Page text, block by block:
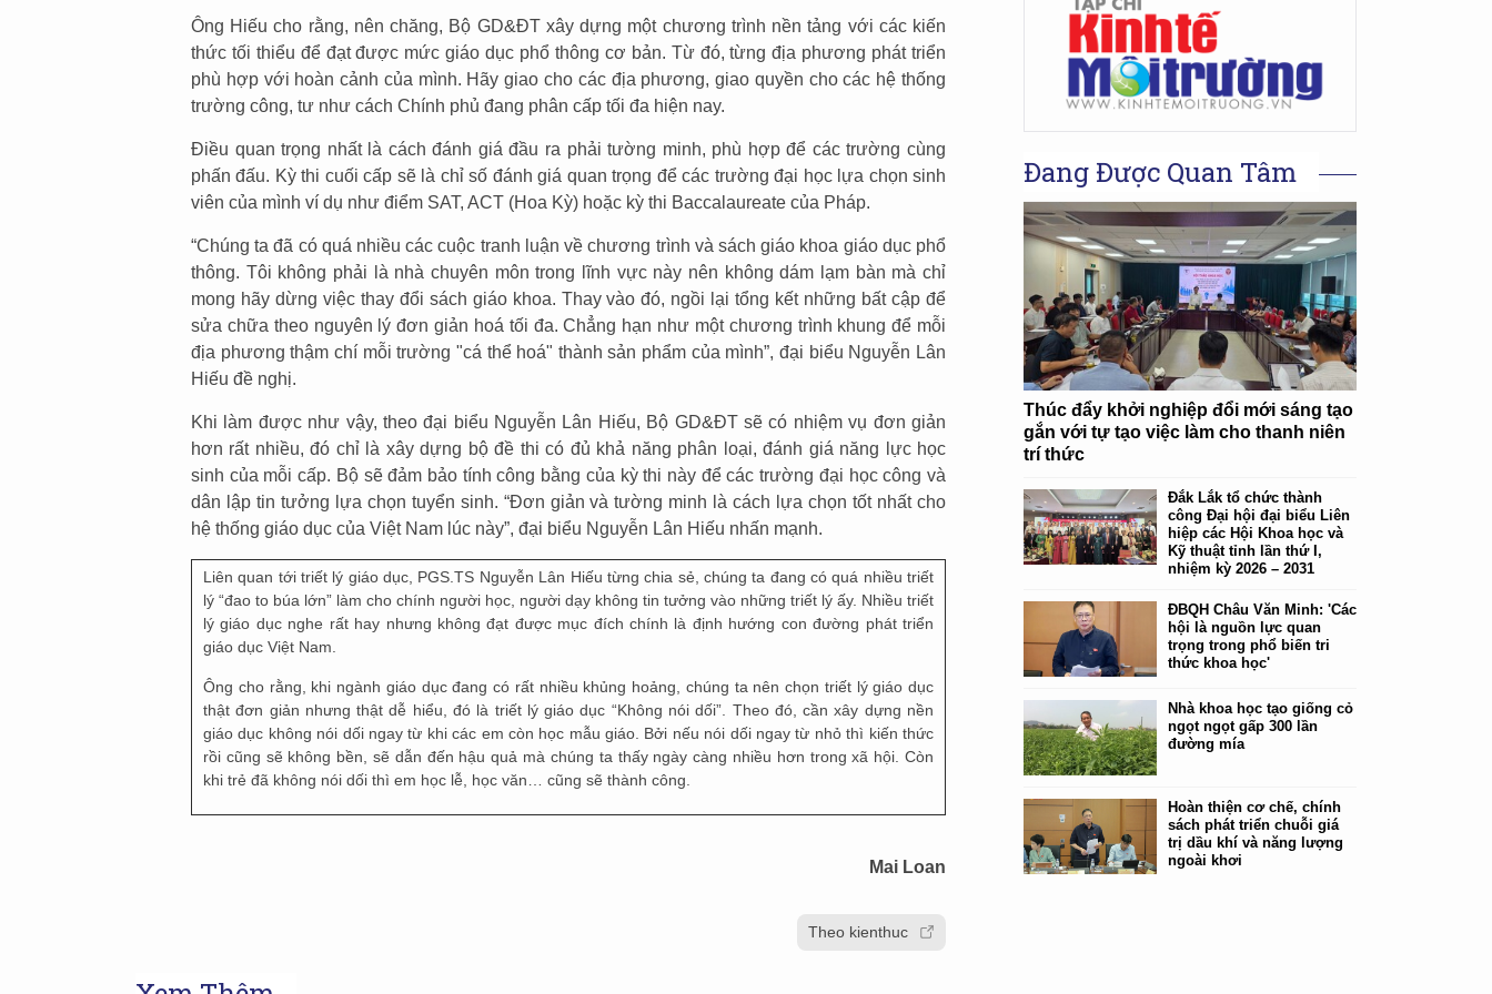
Ông Hiếu cho rằng, nên chăng, Bộ GD&ĐT xây dựng một chương trình nền tảng với các kiến
thức tối thiểu để đạt được mức giáo dục phổ thông cơ bản. Từ đó, từng địa phương phát triển
phù hợp với hoàn cảnh của mình. Hãy giao cho các địa phương, giao quyền cho các hệ thống
trường công, tư như cách Chính phủ đang phân cấp tối đa hiện nay.
Điều quan trọng nhất là cách đánh giá đầu ra phải tường minh, phù hợp để các trường cùng
phấn đấu. Kỳ thi cuối cấp sẽ là chỉ số đánh giá quan trọng để các trường đại học lựa chọn sinh
viên của mình ví dụ như điểm SAT, ACT (Hoa Kỳ) hoặc kỳ thi Baccalaureate của Pháp.
“Chúng ta đã có quá nhiều các cuộc tranh luận về chương trình và sách giáo khoa giáo dục phổ
thông. Tôi không phải là nhà chuyên môn trong lĩnh vực này nên không dám lạm bàn mà chỉ
mong hãy dừng việc thay đổi sách giáo khoa. Thay vào đó, ngồi lại tổng kết những bất cập để
sửa chữa theo nguyên lý đơn giản hoá tối đa. Chẳng hạn như một chương trình khung để mỗi
địa phương thậm chí mỗi trường "cá thể hoá" thành sản phẩm của mình”, đại biểu Nguyễn Lân
Hiếu đề nghị.
Khi làm được như vậy, theo đại biểu Nguyễn Lân Hiếu, Bộ GD&ĐT sẽ có nhiệm vụ đơn giản
hơn rất nhiều, đó chỉ là xây dựng bộ đề thi có đủ khả năng phân loại, đánh giá năng lực học
sinh của mỗi cấp. Bộ sẽ đảm bảo tính công bằng của kỳ thi này để các trường đại học công và
dân lập tin tưởng lựa chọn tuyển sinh. “Đơn giản và tường minh là cách lựa chọn tốt nhất cho
hệ thống giáo dục của Việt Nam lúc này”, đại biểu Nguyễn Lân Hiếu nhấn mạnh.
Liên quan tới triết lý giáo dục, PGS.TS Nguyễn Lân Hiếu từng chia sẻ, chúng ta đang có quá nhiều triết
lý “đao to búa lớn” làm cho chính người học, người dạy không tin tưởng vào những triết lý ấy. Nhiều triết
lý giáo dục nghe rất hay nhưng không đạt được mục đích chính là định hướng con đường phát triển
giáo dục Việt Nam.
Ông cho rằng, khi ngành giáo dục đang có rất nhiều khủng hoảng, chúng ta nên chọn triết lý giáo dục
thật đơn giản nhưng thật dễ hiểu, đó là triết lý giáo dục “Không nói dối”. Theo đó, cần xây dựng nền
giáo dục không nói dối ngay từ khi các em còn học mẫu giáo. Bởi nếu nói dối ngay từ nhỏ thì kiến thức
rồi cũng sẽ không bền, sẽ dẫn đến hậu quả mà chúng ta thấy ngày càng nhiều hơn trong xã hội. Còn
khi trẻ đã không nói dối thì em học lễ, học văn… cũng sẽ thành công.
Mai Loan
Theo kienthuc
Đang Được Quan Tâm
Thúc đẩy khởi nghiệp đổi mới sáng tạo
gắn với tự tạo việc làm cho thanh niên
trí thức
Đắk Lắk tổ chức thành
công Đại hội đại biểu Liên
hiệp các Hội Khoa học và
Kỹ thuật tỉnh lần thứ I,
nhiệm kỳ 2026 – 2031
ĐBQH Châu Văn Minh: 'Các
hội là nguồn lực quan
trọng trong phổ biến tri
thức khoa học'
Nhà khoa học tạo giống cỏ
ngọt ngọt gấp 300 lần
đường mía
Hoàn thiện cơ chế, chính
sách phát triển chuỗi giá
trị dầu khí và năng lượng
ngoài khơi